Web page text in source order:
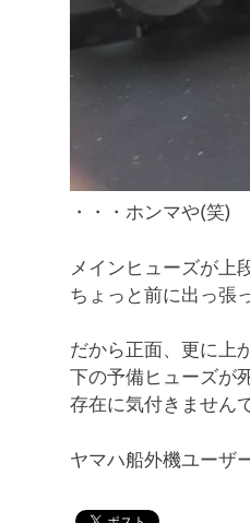
・・・ホンマや(笑)
メインヒューズが上
ちょっと前に出っ張
だから正面、更に上
下の予備ヒューズが
存在に気付きません
ヤマハ船外機ユーザ